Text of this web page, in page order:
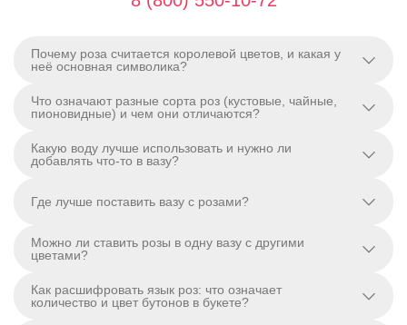
Почему роза считается королевой цветов, и какая у
неё основная символика?
Что означают разные сорта роз (кустовые, чайные,
пионовидные) и чем они отличаются?
Какую воду лучше использовать и нужно ли
добавлять что-то в вазу?
Где лучше поставить вазу с розами?
Можно ли ставить розы в одну вазу с другими
цветами?
Как расшифровать язык роз: что означает
количество и цвет бутонов в букете?